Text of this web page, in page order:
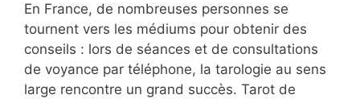
En France, de nombreuses personnes se
tournent vers les médiums pour obtenir des
conseils : lors de séances et de consultations
de voyance par téléphone, la tarologie au sens
large rencontre un grand succès. Tarot de